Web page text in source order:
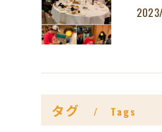
タグ Tags